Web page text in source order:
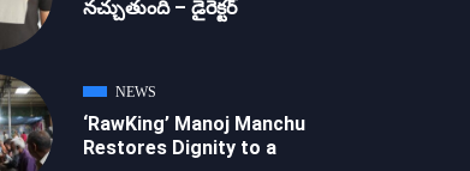
నచ్చుతుంది – డైరెక్ట‌ర్
NEWS
‘RawKing’ Manoj Manchu
Restores Dignity to a